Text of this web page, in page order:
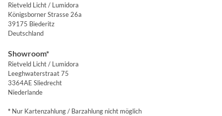
Rietveld Licht / Lumidora
Königsborner Strasse 26a
39175 Biederitz
Deutschland
Showroom*
Rietveld Licht / Lumidora
Leeghwaterstraat 75
3364AE Sliedrecht
Niederlande
* Nur Kartenzahlung / Barzahlung nicht möglich